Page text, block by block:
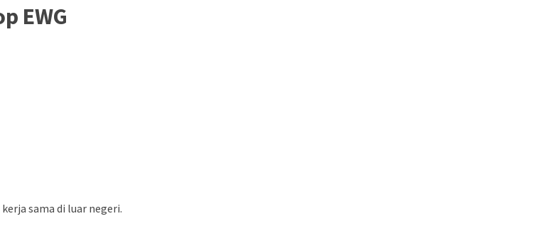
EWG
sama di luar negeri.